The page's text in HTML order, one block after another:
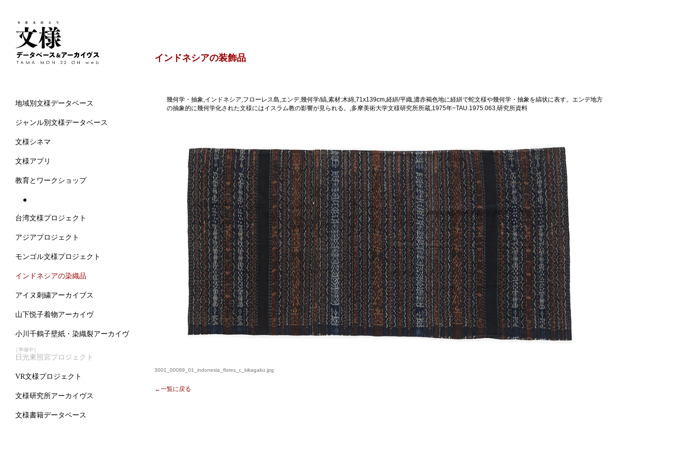
地域別文様データベース
ジャンル別文様データベース
文様シネマ
文様アプリ
教育とワークショップ
台湾文様プロジェクト
アジアプロジェクト
モンゴル文様プロジェクト
インドネシアの染織品
アイヌ刺繍アーカイブス
山下悦子着物アーカイヴ
小川千鶴子壁紙・染織裂アーカイヴ
［準備中］
日光東照宮プロジェクト
VR文様プロジェクト
文様研究所アーカイヴス
文様書籍データベース
インドネシアの装飾品
幾何学・抽象,インドネシア,フローレス島,エンデ,幾何学/縞,素材:木綿,71x139cm,経絣/平織,濃赤褐色地に経絣で蛇文様や幾何学・抽象を縞状に表す。エンデ地方
の抽象的に幾何学化された文様にはイスラム教の影響が見られる。,多摩美術大学文様研究所所蔵,1975年−TAU.1975.063,研究所資料
3001_00089_01_indonesia_flores_c_kikagaku.jpg
←一覧に戻る